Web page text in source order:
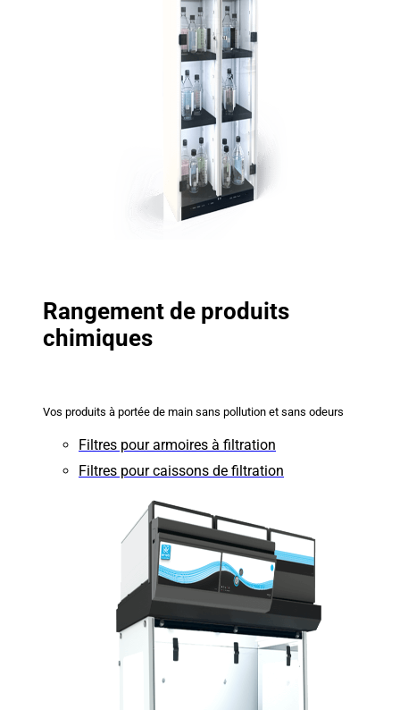
Rangement de produits
chimiques
Vos produits à portée de main sans pollution et sans odeurs
Filtres pour armoires à filtration
Filtres pour caissons de filtration